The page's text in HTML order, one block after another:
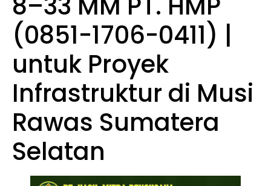
(0851-1706-0411) |
untuk Proyek
Infrastruktur di Musi
Rawas Sumatera
Selatan